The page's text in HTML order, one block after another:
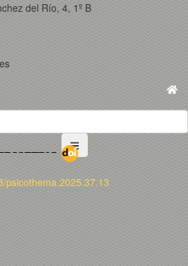
del Río, 4, 1º B
psicothema.2025.37.13